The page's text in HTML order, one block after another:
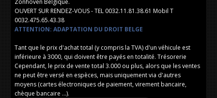
OUVERT SUR RENDEZ-VOUS - TEL 0032.11.81.38.61 Mobil T
0032.475.65.43.38
ATTENTION: ADAPTATION DU DROIT BELGE
Tant que le prix d'achat total (y compris la TVA) d'un véhicule est
inférieure à 3000, qui doivent être payés en totalité. Trésorerie
Cependant, le prix de vente total 3.000 ou plus, alors que les ventes
ne peut être versé en espèces, mais uniquement via d'autres
moyens (cartes électroniques de paiement, virement bancaire,
chèque bancaire ...).